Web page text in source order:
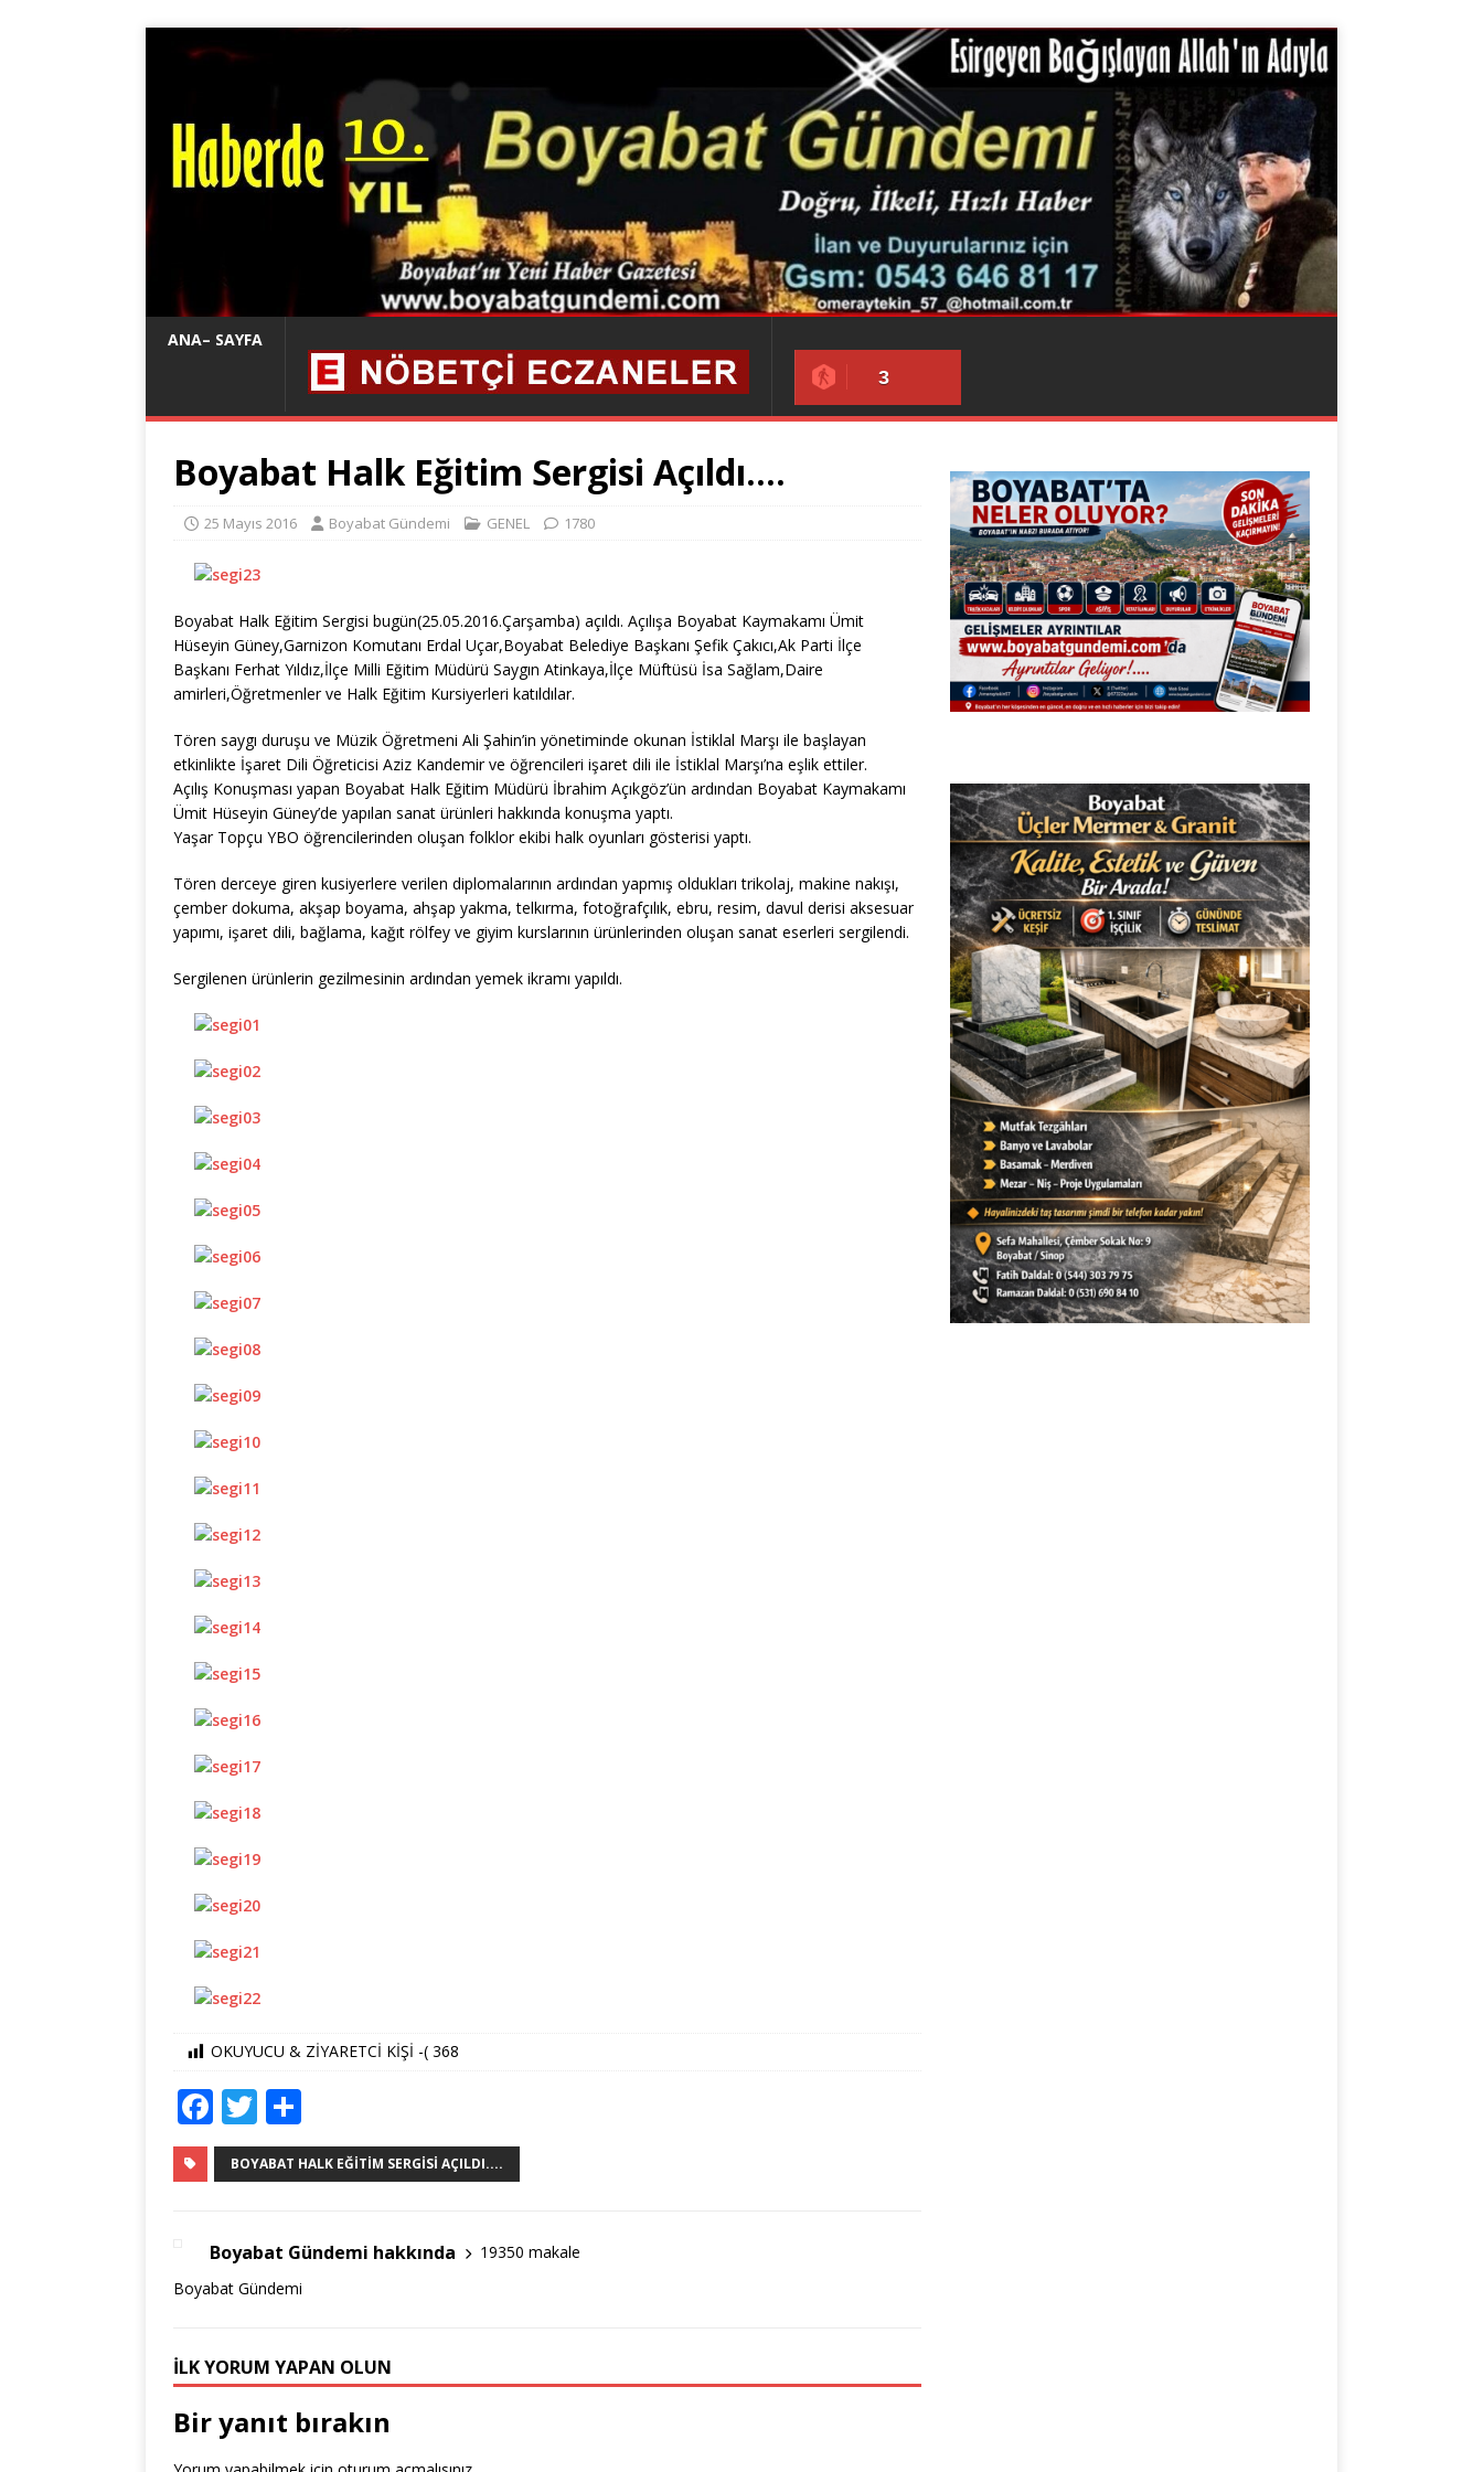
ANA– SAYFA
3
Boyabat Halk Eğitim Sergisi Açıldı….
25 Mayıs 2016 Boyabat Gündemi GENEL 1780
Boyabat Halk Eğitim Sergisi bugün(25.05.2016.Çarşamba) açıldı. Açılışa Boyabat Kaymakamı Ümit
Hüseyin Güney,Garnizon Komutanı Erdal Uçar,Boyabat Belediye Başkanı Şefik Çakıcı,Ak Parti İlçe
Başkanı Ferhat Yıldız,İlçe Milli Eğitim Müdürü Saygın Atinkaya,İlçe Müftüsü İsa Sağlam,Daire
amirleri,Öğretmenler ve Halk Eğitim Kursiyerleri katıldılar.
Tören saygı duruşu ve Müzik Öğretmeni Ali Şahin’in yönetiminde okunan İstiklal Marşı ile başlayan
etkinlikte İşaret Dili Öğreticisi Aziz Kandemir ve öğrencileri işaret dili ile İstiklal Marşı’na eşlik ettiler.
Açılış Konuşması yapan Boyabat Halk Eğitim Müdürü İbrahim Açıkgöz’ün ardından Boyabat Kaymakamı
Ümit Hüseyin Güney’de yapılan sanat ürünleri hakkında konuşma yaptı.
Yaşar Topçu YBO öğrencilerinden oluşan folklor ekibi halk oyunları gösterisi yaptı.
Tören derceye giren kusiyerlere verilen diplomalarının ardından yapmış oldukları trikolaj, makine nakışı,
çember dokuma, akşap boyama, ahşap yakma, telkırma, fotoğrafçılık, ebru, resim, davul derisi aksesuar
yapımı, işaret dili, bağlama, kağıt rölfey ve giyim kurslarının ürünlerinden oluşan sanat eserleri sergilendi.
Sergilenen ürünlerin gezilmesinin ardından yemek ikramı yapıldı.
OKUYUCU & ZİYARETCİ KİŞİ -( 368
F
a
c
b
o
k
T
w
it
r
h
ar
BOYABAT HALK EĞITIM SERGISI AÇILDI....
Boyabat Gündemi hakkında
19350 makale
Boyabat Gündemi
İLK YORUM YAPAN OLUN
Bir yanıt bırakın